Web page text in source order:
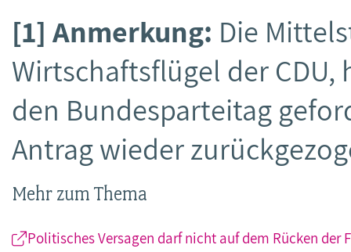
[1] Anmerkung: Die
Wirtschaftsflügel der
den Bundesparteitag
Antrag wieder
Mehr zum Thema
Politisches Versagen darf nicht auf dem Rücken der